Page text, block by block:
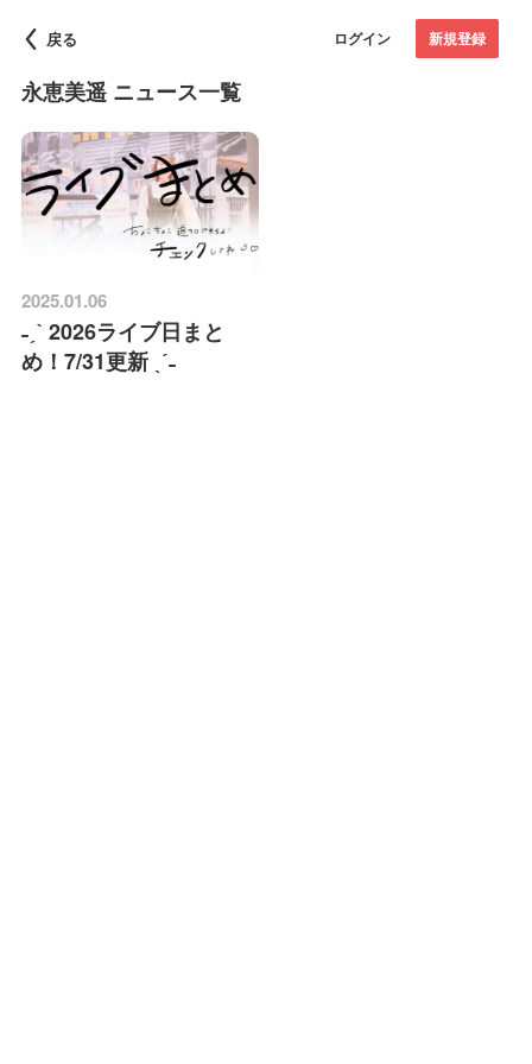
戻る ログイン 新規登録
永恵美遥 ニュース一覧
2025.01.06
˗ˏˋ 2026ライブ日まと
め！7/31更新 ˎˊ˗